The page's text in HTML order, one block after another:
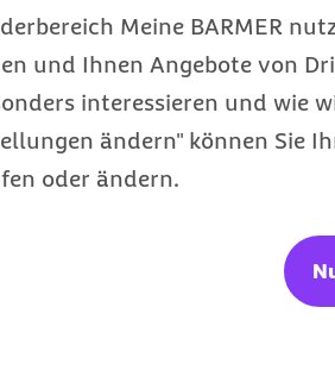
Meine BARMER
und Ihnen Angebote von
interessieren und wie
ändern" können Sie
oder ändern.
ist.
des
wird es
an den
reicht
zu